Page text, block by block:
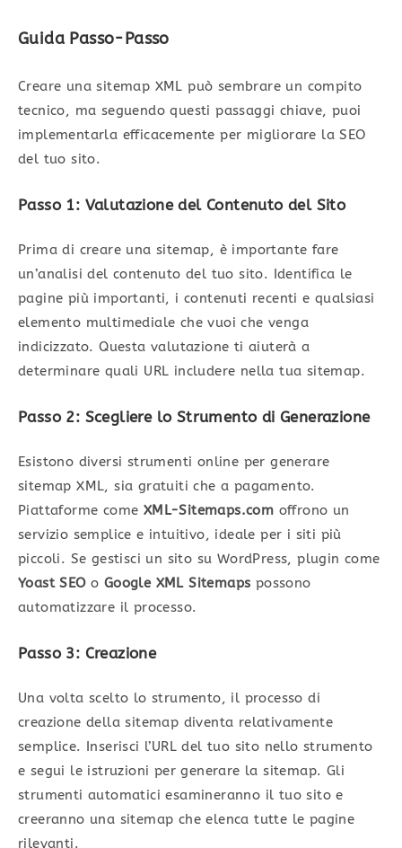
Guida Passo-Passo
Creare una sitemap XML può sembrare un compito
tecnico, ma seguendo questi passaggi chiave, puoi
implementarla efficacemente per migliorare la SEO
del tuo sito.
Passo 1: Valutazione del Contenuto del Sito
Prima di creare una sitemap, è importante fare
un’analisi del contenuto del tuo sito. Identifica le
pagine più importanti, i contenuti recenti e qualsiasi
elemento multimediale che vuoi che venga
indicizzato. Questa valutazione ti aiuterà a
determinare quali URL includere nella tua sitemap.
Passo 2: Scegliere lo Strumento di Generazione
Esistono diversi strumenti online per generare
sitemap XML, sia gratuiti che a pagamento.
Piattaforme come XML-Sitemaps.com offrono un
servizio semplice e intuitivo, ideale per i siti più
piccoli. Se gestisci un sito su WordPress, plugin come
Yoast SEOo Google XML Sitemaps possono
automatizzare il processo.
Passo 3: Creazione
Una volta scelto lo strumento, il processo di
creazione della sitemap diventa relativamente
semplice. Inserisci l’URL del tuo sito nello strumento
e segui le istruzioni per generare la sitemap. Gli
strumenti automatici esamineranno il tuo sito e
creeranno una sitemap che elenca tutte le pagine
rilevanti.